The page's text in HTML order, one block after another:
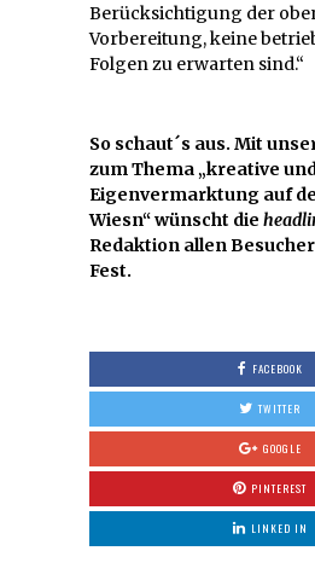
Berücksichtigung der
Vorbereitung, keine
Folgen zu erwarten sind.“
So schaut´s aus. Mit
zum Thema „kreative
Eigenvermarktung auf
Wiesn“ wünscht die
Redaktion allen
Fest.
FACEBOOK
TWITTER
GOOGLE
PINTEREST
LINKED IN